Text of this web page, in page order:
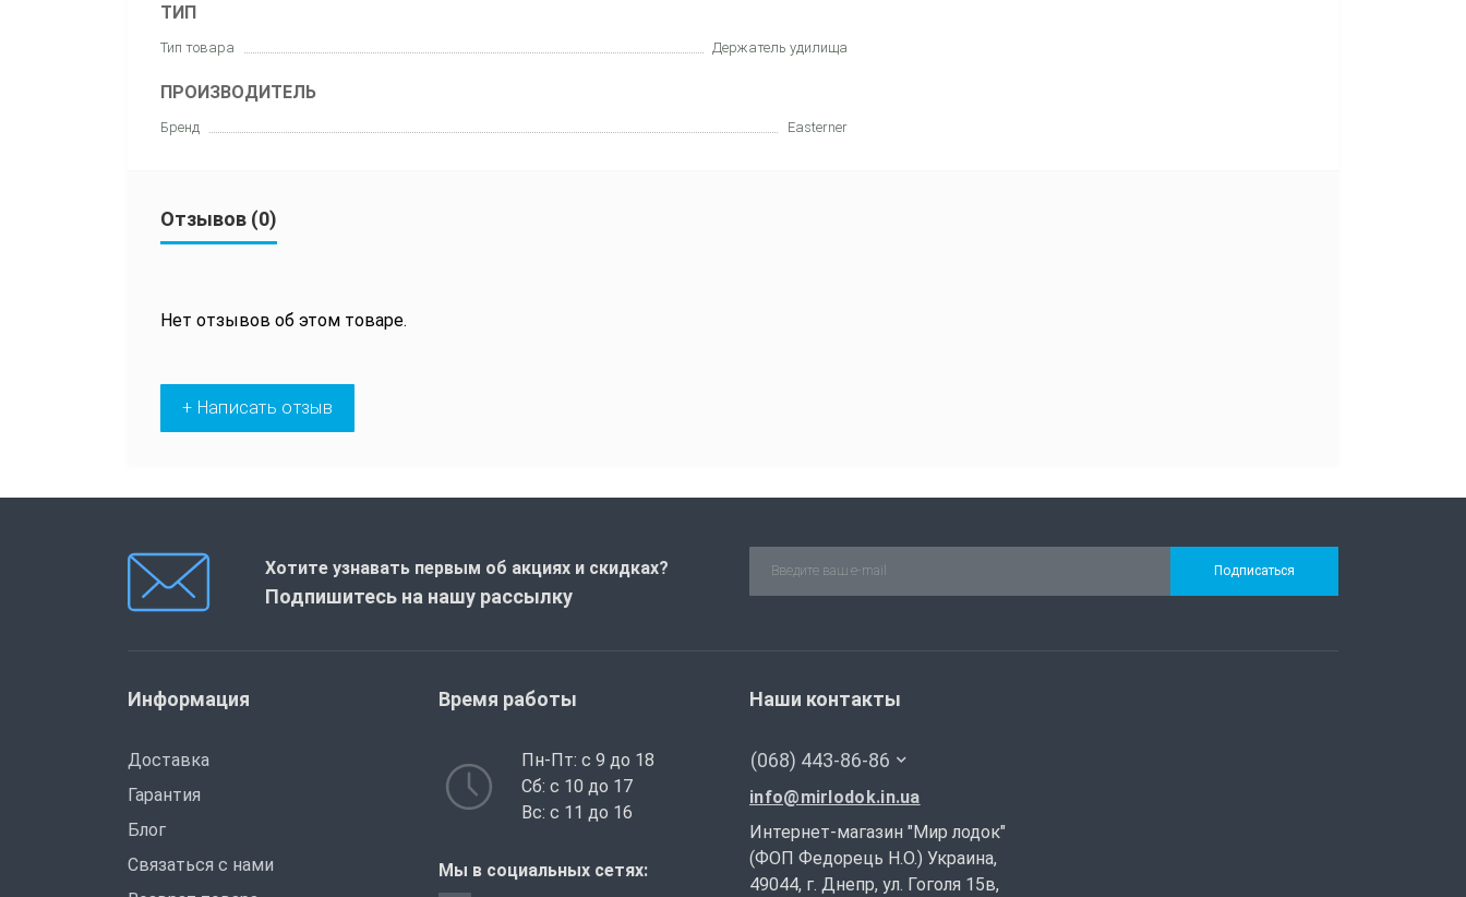
ТИП
Тип товара Держатель удилища
ПРОИЗВОДИТЕЛЬ
Бренд Easterner
Отзывов (0)
Нет отзывов об этом товаре.
+ Написать отзыв
Хотите узнавать первым об акциях и скидках?
Подпишитесь на нашу рассылку
Подписаться
Информация
Доставка
Гарантия
Блог
Связаться с нами
Время работы
Пн-Пт: с 9 до 18
Сб: с 10 до 17
Вс: с 11 до 16
Мы в социальных сетях:
Наши контакты
(068) 443-86-86
info@mirlodok.in.ua
Интернет-магазин "Мир лодок"
(ФОП Федорець Н.О.) Украина,
49044, г. Днепр, ул. Гоголя 15в,